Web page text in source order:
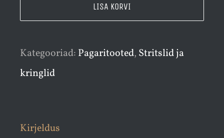
kogus
LISA KORVI
Kategooriad: Pagaritooted, Stritslid ja
kringlid
Kirjeldus